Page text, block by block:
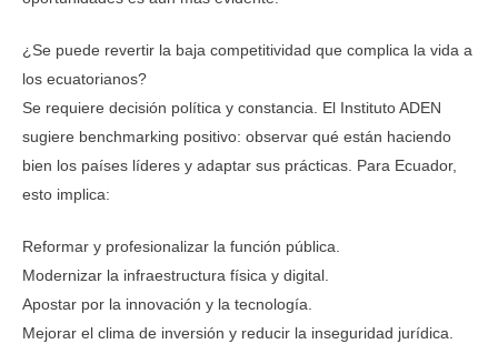
¿Se puede revertir la baja competitividad que complica la vida a
los ecuatorianos?
Se requiere decisión política y constancia. El Instituto ADEN
sugiere benchmarking positivo: observar qué están haciendo
bien los países líderes y adaptar sus prácticas. Para Ecuador,
esto implica:
Reformar y profesionalizar la función pública.
Modernizar la infraestructura física y digital.
Apostar por la innovación y la tecnología.
Mejorar el clima de inversión y reducir la inseguridad jurídica.